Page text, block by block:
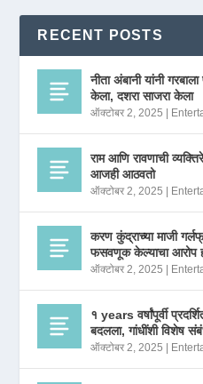
RECENT POSTS
नीता अंबानी यांनी
केला, दशरा साजरा केला
ऑक्टोबर 2, 2025 |
राम आणि रावणाची
आजही आठवतो
ऑक्टोबर 2, 2025 |
करण कुंद्राच्या माजी
फसवणूक केल्याचा आरोप
ऑक्टोबर 2, 2025 |
१ years वर्षांपूर्वी
बदलला, गांधींशी विशेष
ऑक्टोबर 2, 2025 |